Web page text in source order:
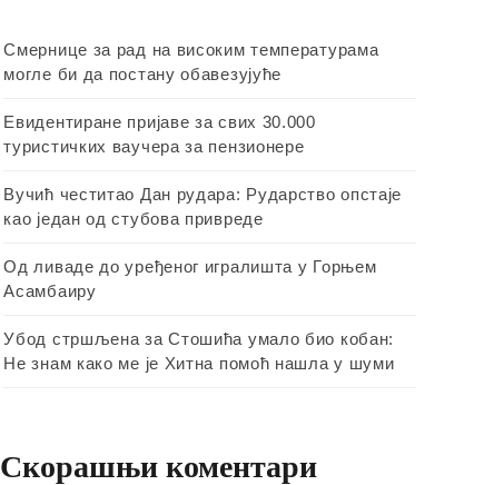
Смернице за рад на високим температурама
могле би да постану обавезујуће
Евидентиране пријаве за свих 30.000
туристичких ваучера за пензионере
Вучић честитао Дан рудара: Рударство опстаје
као један од стубова привреде
Од ливаде до уређеног игралишта у Горњем
Асамбаиру
Убод стршљена за Стошића умало био кобан:
Не знам како ме је Хитна помоћ нашла у шуми
Скорашњи коментари